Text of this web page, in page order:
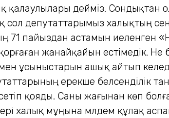
қалаулылары дейміз. Сондықтан
сол депутаттарымыз халықтың
71 пайыздан астамын
жанайқайын естімедік.
ұсыныстарын ашық айтып
ерекше белсенділік
қояды. Саны жағынан көп
халық мұңына мүлдем құлақ